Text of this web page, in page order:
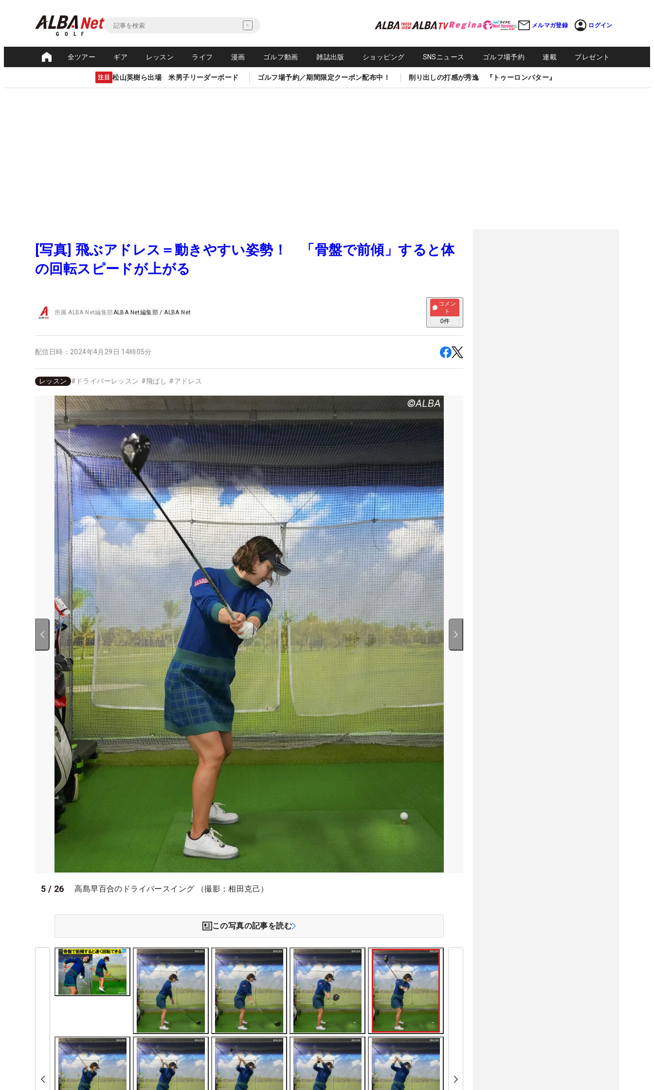
メルマガ登録 ログイン
全ツアー ギア レッスン ライフ 漫画 ゴルフ動画 雑誌出版 ショッピング SNSニュース ゴルフ場予約 連載 プレゼント
注目 松山英樹ら出場 米男子リーダーボード ゴルフ場予約／期間限定クーポン配布中！ 削り出しの打感が秀逸 『トゥーロンパター』
[写真] 飛ぶアドレス＝動きやすい姿勢！ 「骨盤で前傾」すると体
の回転スピードが上がる
所属ALBA Net編集部ALBA Net編集部 /ALBA Net
コメン
ト
0件
配信日時： 2024年4月29日 14時05分
レッスン # ドライバーレッスン #飛ばし #アドレス
5 / 26 高島早百合のドライバースイング （撮影：相田克己）
この写真の記事を読む